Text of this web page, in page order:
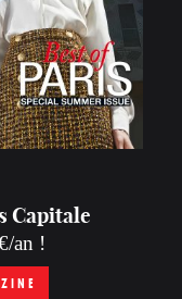
Capitale
an !